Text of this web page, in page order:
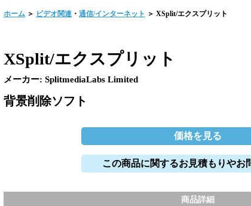
ホーム ＞ ビデオ関連 ・ 通信/インターネット ＞ XSplit/エクスプリット
XSplit/エクスプリット
メーカー: SplitmediaLabs Limited
背景削除ソフト
価格を見る
この商品に関するお見積もりやお
商品詳細